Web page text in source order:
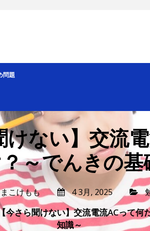
問題
けない】交流
～でんきの基
こけもも 4 3月, 2025
今さら聞けない】交流電流ACって何
知識～